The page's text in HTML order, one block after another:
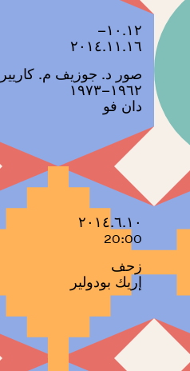
١٠.١٢–
٢٠١٤.١١.١٦
‫صور د. جوزيف م. كاريير
١٩٦٢–١٩٧٣ ‬
دان فو
٢٠١٤.٦.١٠
20:00
زحف
إريك بودولير